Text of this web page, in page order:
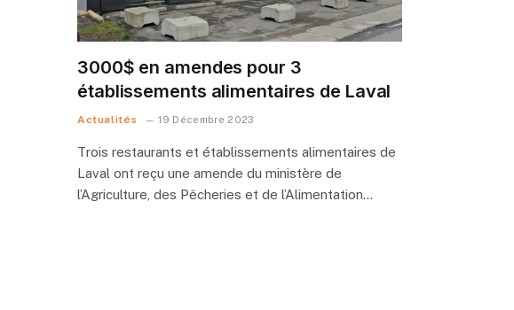
3000$ en amendes pour 3
établissements alimentaires de Laval
Actualités 19 Décembre 2023
Trois restaurants et établissements alimentaires de
Laval ont reçu une amende du ministère de
l’Agriculture, des Pêcheries et de l’Alimentation…